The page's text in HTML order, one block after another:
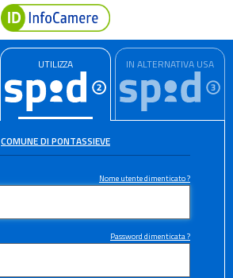
UTILIZZA IN ALTERNATIVA USA
COMUNE DI PONTASSIEVE
Nome utente dimenticato ?
Password dimenticata ?